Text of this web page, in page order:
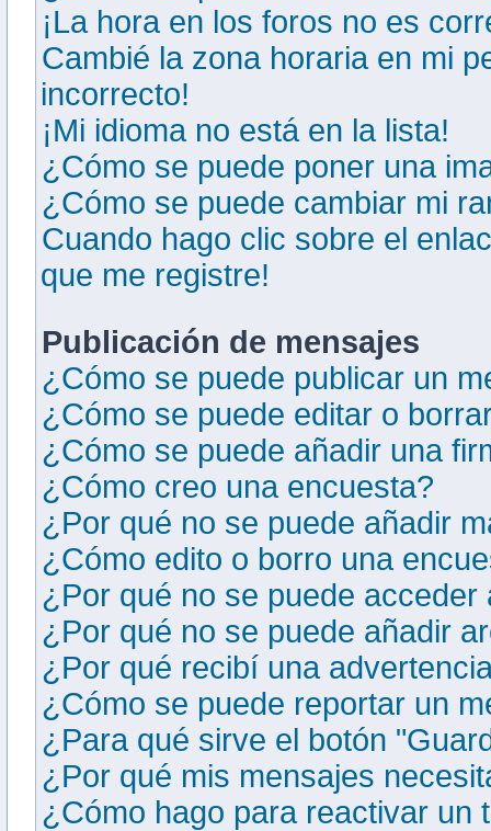
¡La hora en los foros no es
Cambié la zona horaria en mi
incorrecto!
¡Mi idioma no está en la lista!
¿Cómo se puede poner una
¿Cómo se puede cambiar mi
Cuando hago clic sobre el
que me registre!
Publicación de mensajes
¿Cómo se puede publicar un
¿Cómo se puede editar o
¿Cómo se puede añadir una
¿Cómo creo una encuesta?
¿Por qué no se puede añadir
¿Cómo edito o borro una
¿Por qué no se puede acceder
¿Por qué no se puede añadir
¿Por qué recibí una
¿Cómo se puede reportar un
¿Para qué sirve el botón
¿Por qué mis mensajes
¿Cómo hago para reactivar un